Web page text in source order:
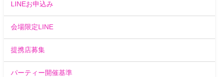
LINEお申込み
会場限定LINE
提携店募集
パーティー開催基準